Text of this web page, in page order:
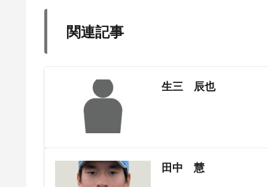
関連記事
生三 辰也
田中 慧